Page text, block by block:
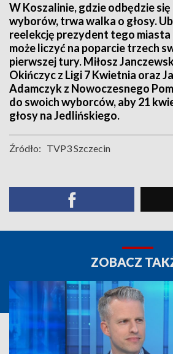
W Koszalinie, gdzie odbędzie
wyborów, trwa walka o głosy.
reelekcję prezydent tego
może liczyć na poparcie trzech
pierwszej tury. Miłosz
Okińczyc z Ligi 7 Kwietnia oraz
Adamczyk z Nowoczesnego
do swoich wyborców, aby 21
głosy na Jedlińskiego.
Źródło: TVP3 Szczecin
ZOBACZ